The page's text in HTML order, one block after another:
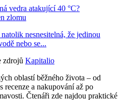
vedra atakující 40 °C?
zlomu
nesnesitelná, že jedinou
nebo se...
zdrojů Kapitalio
oblastí běžného života – od
recenze a nakupování až po
Čtenáři zde najdou praktické